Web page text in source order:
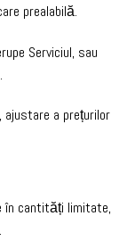
prealabilă.
Serviciul, sau
a prețurilor
în cantități limitate,